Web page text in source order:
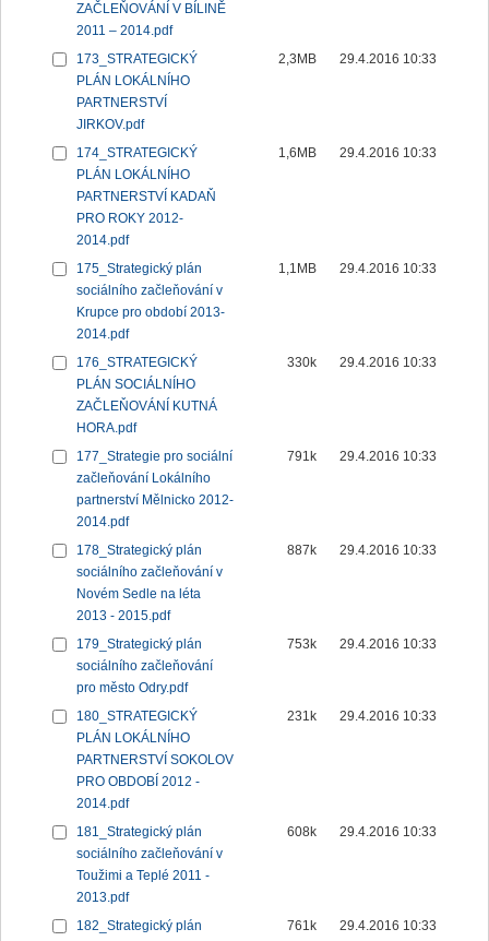
ZAČLEŇOVÁNÍ V BÍLINĚ
2011 – 2014.pdf
173_STRATEGICKÝ
PLÁN LOKÁLNÍHO
PARTNERSTVÍ
JIRKOV.pdf
2,3MB 29.4.2016 10:33
174_STRATEGICKÝ
PLÁN LOKÁLNÍHO
PARTNERSTVÍ KADAŇ
PRO ROKY 2012-
2014.pdf
1,6MB 29.4.2016 10:33
175_Strategický plán
sociálního začleňování v
Krupce pro období 2013-
2014.pdf
1,1MB 29.4.2016 10:33
176_STRATEGICKÝ
PLÁN SOCIÁLNÍHO
ZAČLEŇOVÁNÍ KUTNÁ
HORA.pdf
330k 29.4.2016 10:33
177_Strategie pro sociální
začleňování Lokálního
partnerství Mělnicko 2012-
2014.pdf
791k 29.4.2016 10:33
178_Strategický plán
sociálního začleňování v
Novém Sedle na léta
2013 - 2015.pdf
887k 29.4.2016 10:33
179_Strategický plán
sociálního začleňování
pro město Odry.pdf
753k 29.4.2016 10:33
180_STRATEGICKÝ
PLÁN LOKÁLNÍHO
PARTNERSTVÍ SOKOLOV
PRO OBDOBÍ 2012 -
2014.pdf
231k 29.4.2016 10:33
181_Strategický plán
sociálního začleňování v
Toužimi a Teplé 2011 -
2013.pdf
608k 29.4.2016 10:33
182_Strategický plán
761k 29.4.2016 10:33